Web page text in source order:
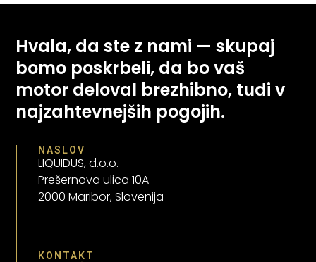
Hvala, da ste z nami — skupaj
bomo poskrbeli, da bo vaš
motor deloval brezhibno, tudi v
najzahtevnejših pogojih.
NASLOV
LIQUIDUS, d.o.o.
Prešernova ulica 10A
2000 Maribor, Slovenija
KONTAKT